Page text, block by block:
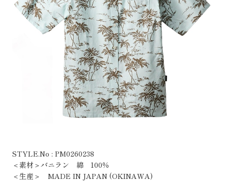
STYLE.No : PM0260238
＜素材＞バニラン 綿 100％
＜生産＞ MADE IN JAPAN (OKINAWA)